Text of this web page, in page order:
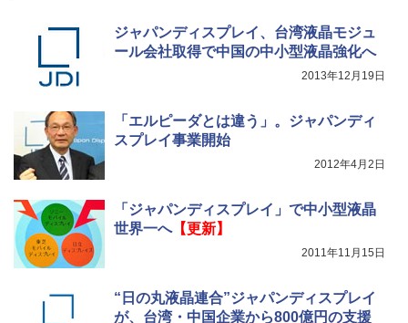
ジャパンディスプレイ、台湾液晶モジュ
ール会社取得で中国の中小型液晶強化へ
2013年12月19日
「エルピーダとは違う」。ジャパンディ
スプレイ事業開始
2012年4月2日
「ジャパンディスプレイ」で中小型液晶
世界一へ【更新】
2011年11月15日
“日の丸液晶連合”ジャパンディスプレイ
が、台湾・中国企業から800億円の支援